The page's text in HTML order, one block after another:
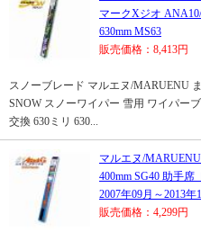
マークXジオ
630mm MS63
販売価格：8,413円
スノーブレード マルエヌ/MARUENU
SNOW スノーワイパー 雪用 ワイパー
交換 630ミリ 630...
マルエヌ/
400mm SG40 助手
2007年09月～2013年
販売価格：4,299円